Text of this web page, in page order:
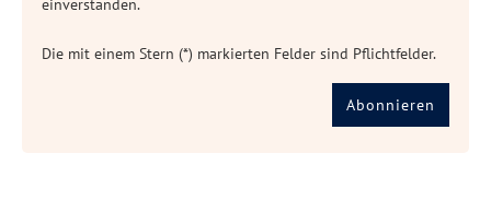
einverstanden.
Die mit einem Stern (*) markierten Felder sind Pflichtfelder.
Abonnieren